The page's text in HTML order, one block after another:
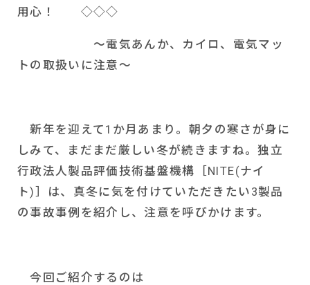
用心！ ◇◇◇
～電気あんか、カイロ、電気マッ
トの取扱いに注意～
新年を迎えて 1 か月あまり。朝夕の寒さが身に
しみて、まだまだ厳しい冬が続きますね。独立
行政法人製品評価技術基盤機構［ NITE(ナイ
ト) ］は、真冬に気を付けていただきたい 3製品
の事故事例を紹介し、注意を呼びかけます。
今回ご紹介するのは